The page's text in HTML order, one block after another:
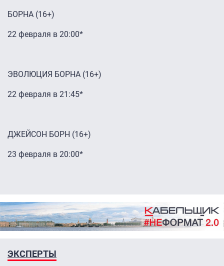
БОРНА (16+)
22 февраля в 20:00*
ЭВОЛЮЦИЯ БОРНА (16+)
22 февраля в 21:45*
ДЖЕЙСОН БОРН (16+)
23 февраля в 20:00*
ЭКСПЕРТЫ